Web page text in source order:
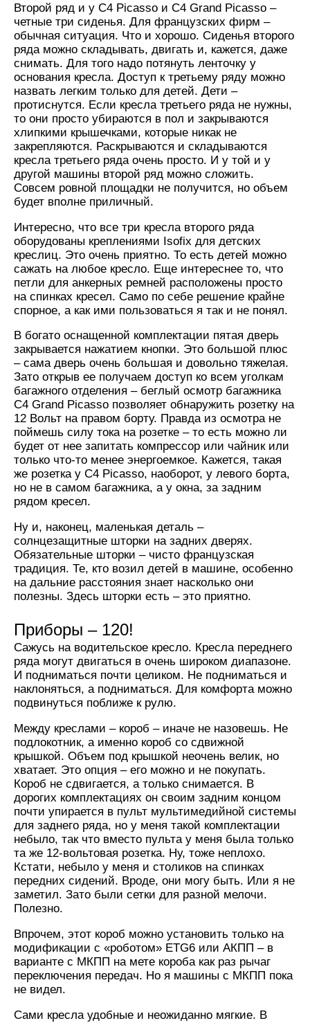
Второй ряд и у C4 Picasso и C4 Grand Picasso –
четные три сиденья. Для французских фирм –
обычная ситуация. Что и хорошо. Сиденья второго
ряда можно складывать, двигать и, кажется, даже
снимать. Для того надо потянуть ленточку у
основания кресла. Доступ к третьему ряду можно
назвать легким только для детей. Дети –
протиснутся. Если кресла третьего ряда не нужны,
то они просто убираются в пол и закрываются
хлипкими крышечками, которые никак не
закрепляются. Раскрываются и складываются
кресла третьего ряда очень просто. И у той и у
другой машины второй ряд можно сложить.
Совсем ровной площадки не получится, но объем
будет вполне приличный.
Интересно, что все три кресла второго ряда
оборудованы креплениями Isofix для детских
креслиц. Это очень приятно. То есть детей можно
сажать на любое кресло. Еще интереснее то, что
петли для анкерных ремней расположены просто
на спинках кресел. Само по себе решение крайне
спорное, а как ими пользоваться я так и не понял.
В богато оснащенной комплектации пятая дверь
закрывается нажатием кнопки. Это большой плюс
– сама дверь очень большая и довольно тяжелая.
Зато открыв ее получаем доступ ко всем уголкам
багажного отделения – беглый осмотр багажника
C4 Grand Picasso позволяет обнаружить розетку на
12 Вольт на правом борту. Правда из осмотра не
поймешь силу тока на розетке – то есть можно ли
будет от нее запитать компрессор или чайник или
только что-то менее энергоемкое. Кажется, такая
же розетка у C4 Picasso, наоборот, у левого борта,
но не в самом багажника, а у окна, за задним
рядом кресел.
Ну и, наконец, маленькая деталь –
солнцезащитные шторки на задних дверях.
Обязательные шторки – чисто французская
традиция. Те, кто возил детей в машине, особенно
на дальние расстояния знает насколько они
полезны. Здесь шторки есть – это приятно.
Приборы – 120!
Сажусь на водительское кресло. Кресла переднего
ряда могут двигаться в очень широком диапазоне.
И подниматься почти целиком. Не подниматься и
наклоняться, а подниматься. Для комфорта можно
подвинуться поближе к рулю.
Между креслами – короб – иначе не назовешь. Не
подлокотник, а именно короб со сдвижной
крышкой. Объем под крышкой неочень велик, но
хватает. Это опция – его можно и не покупать.
Короб не сдвигается, а только снимается. В
дорогих комплектациях он своим задним концом
почти упирается в пульт мультимедийной системы
для заднего ряда, но у меня такой комплектации
небыло, так что вместо пульта у меня была только
та же 12-вольтовая розетка. Ну, тоже неплохо.
Кстати, небыло у меня и столиков на спинках
передних сидений. Вроде, они могу быть. Или я не
заметил. Зато были сетки для разной мелочи.
Полезно.
Впрочем, этот короб можно установить только на
модификации с «роботом» ETG6 или АКПП – в
варианте с МКПП на мете короба как раз рычаг
переключения передач. Но я машины с МКПП пока
не видел.
Сами кресла удобные и неожиданно мягкие. В